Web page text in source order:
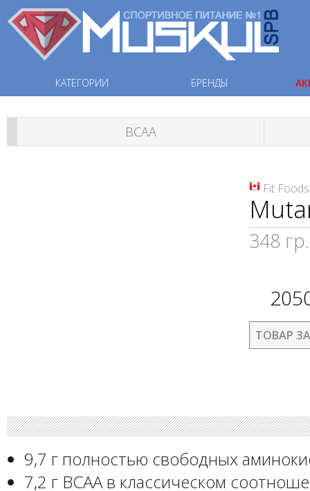
КАТЕГОРИИ БРЕНДЫ
ВСАА
Fit Foods
348 гр.
ТОВАР
9,7 г полностью свободных
7,2 г BCAA в классическом